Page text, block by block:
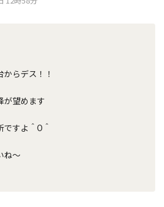
らデス！！
が望めます
すよ＾O＾
ね～